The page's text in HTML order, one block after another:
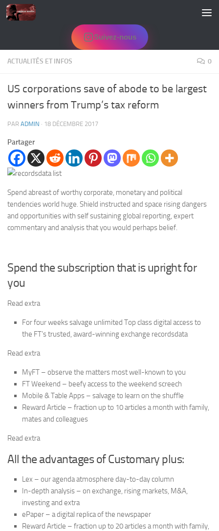
Skip to content
Suivez-nous
ACTUALITÉS ET INFOS 0
US corporations save of abode to be largest
winners from Trump’s tax reform
PAR ADMIN · 18 DÉCEMBRE 2017
Partager
Spend abreast of worthy corporate, monetary and political
tendencies world huge. Shield instructed and space rising dangers
and opportunities with self sustaining global reporting, expert
commentary and analysis that you would perhaps belief.
Spend the subscription that is upright for
you
Read extra
For four weeks salvage unlimited Top class digital access to
the FT’s trusted, award-winning exchange recordsdata
Read extra
MyFT – observe the matters most well-known to you
FT Weekend – beefy access to the weekend screech
Mobile & Table Apps – salvage to learn on the shuffle
Reward Article – fraction up to 10 articles a month with family,
mates and colleagues
Read extra
All the advantages of Customary plus:
Lex – our agenda atmosphere day-to-day column
In-depth analysis – on exchange, rising markets, M&A,
investing and extra
ePaper – a digital replica of the newspaper
Reward Article – fraction up to 20 articles a month with family,